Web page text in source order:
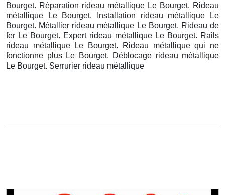
Bourget. Réparation rideau métallique Le Bourget. Rideau
métallique Le Bourget. Installation rideau métallique Le
Bourget. Métallier rideau métallique Le Bourget. Rideau de
fer Le Bourget. Expert rideau métallique Le Bourget. Rails
rideau métallique Le Bourget. Rideau métallique qui ne
fonctionne plus Le Bourget. Déblocage rideau métallique
Le Bourget. Serrurier rideau métallique